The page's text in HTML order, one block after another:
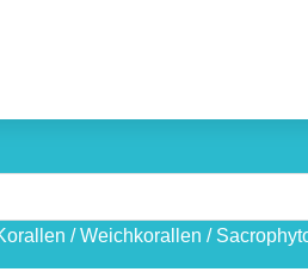
/Weichkorallen /